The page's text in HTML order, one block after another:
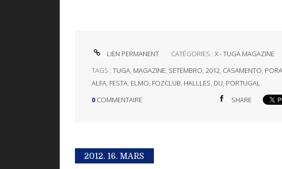
LIEN PERMANENT CATÉGORIES :X - TUGA MAGAZINE
TAGS : TUGA, MAGAZINE, SETEMBRO, 2012, CASAMENTO,
ALFA, FESTA, ELMO, FOZCLUB, HALLLES, DU, PORTUGAL
0 COMMENTAIRE SHARE
2012. 16. MARS